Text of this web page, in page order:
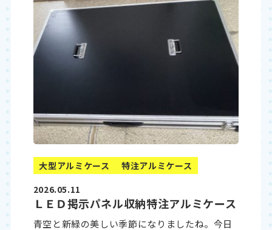
大型アルミケース
特注アルミケース
2026.05.11
ＬＥＤ掲示パネル収納特注アルミケース
青空と新緑の美しい季節になりましたね。今日